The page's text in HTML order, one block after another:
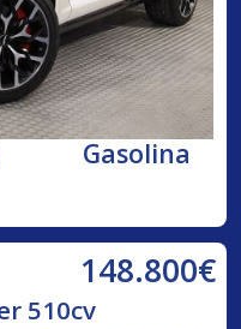
Gasolina
148.800€
510cv